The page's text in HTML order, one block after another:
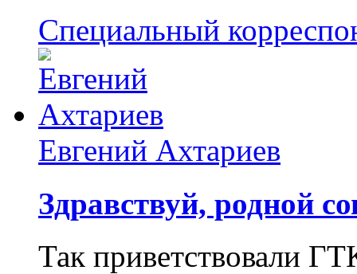
Специальный
Евгений Ахтариев
Здравствуй, родной
Так приветствовали